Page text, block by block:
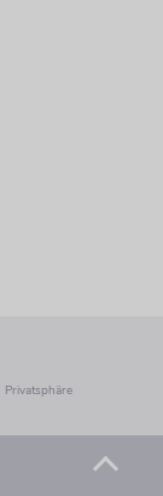
Privatsphäre